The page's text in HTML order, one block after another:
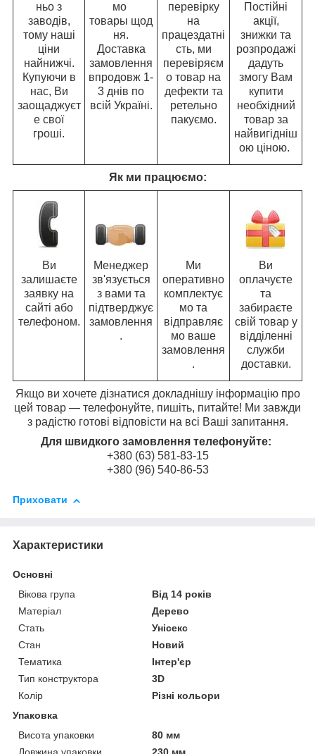
ньо з
заводів,
тому наші
ціни
найнижчі.
Купуючи в
нас, Ви
заощаджуєт
е свої
гроші.
мо
товары щод
ня.
Доставка
замовлення
впродовж 1-
3 днів по
всій Україні.
перевірку
на
працездатні
сть, ми
перевіряєм
о товар на
дефекти та
ретельно
пакуємо.
Постійні
акції,
знижки та
розпродажі
дадуть
змогу Вам
купити
необхідний
товар за
найвигідніш
ою ціною.
Як ми працюємо:
Ви
залишаєте
заявку на
сайті або
телефоном.
Менеджер
зв'язується
з вами та
підтверджує
замовлення
.
Ми
оперативно
комплектує
мо та
відправляє
мо ваше
замовлення
.
Ви
оплачуєте
та
забираєте
свій товар у
відділенні
служби
доставки.
Якщо ви хочете дізнатися докладнішу інформацію про
цей товар — телефонуйте, пишіть, питайте! Ми завжди
з радістю готові відповісти на всі Ваші запитання.
Для швидкого замовлення телефонуйте:
+380 (63) 581-83-15
+380 (96) 540-86-53
Приховати
Характеристики
Основні
Вікова група
Від 14 років
Матеріал
Дерево
Стать
Унісекс
Стан
Новий
Тематика
Інтер'єр
Тип конструктора
3D
Колір
Різні кольори
Упаковка
Висота упаковки
80 мм